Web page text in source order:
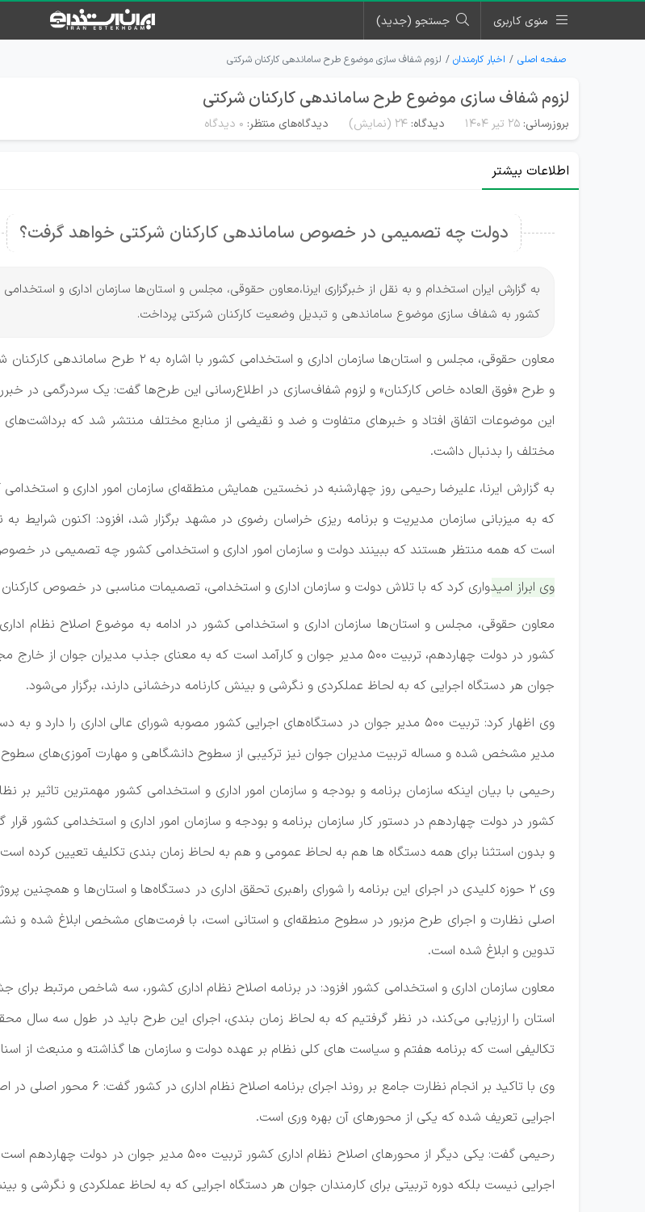
منوی کاربری جستجو (جدید)
صفحه اصلی اخبار کارمندان لزوم شفاف سازی موضوع طرح ساماندهی کارکنان شرکتی
لزوم شفاف سازی موضوع طرح ساماندهی کارکنان شرکتی
بروزرسانی: ۲۵ تیر ۱۴۰۴ دیدگاه: 24 (نمایش) دیدگاه‌های منتظر: ۰ دیدگاه
اطلاعات بیشتر
دولت چه تصمیمی در خصوص ساماندهی کارکنان شرکتی خواهد گرفت؟
به گزارش ایران استخدام و به نقل از خبرگزاری ایرنا،معاون حقوقی، مجلس و استان‌ها سازمان اداری و استخدامی
کشور به شفاف سازی موضوع ساماندهی و تبدیل وضعیت کارکنان شرکتی پرداخت.
معاون حقوقی، مجلس و استان‌ها سازمان اداری و استخدامی کشور با اشاره به ۲ طرح
و طرح «فوق العاده خاص کارکنان» و لزوم شفاف‌سازی در اطلاع‌رسانی این طرح‌ها گفت: یک سردرگمی در
این موضوعات اتفاق افتاد و خبرهای متفاوت و ضد و نقیضی از منابع مختلف منتشر شد که برداشت‌های
مختلف را بدنبال داشت.
به گزارش ایرنا، علیرضا رحیمی روز چهارشنبه در نخستین همایش منطقه‌ای سازمان امور اداری و
که به میزبانی سازمان مدیریت و برنامه ریزی خراسان رضوی در مشهد برگزار شد، افزود: اکنون شرایط
است که همه منتظر هستند که ببینند دولت و سازمان امور اداری و استخدامی کشور چه تصمیمی در
وی ابراز امیدواری کرد که با تلاش دولت و سازمان اداری و استخدامی، تصمیمات مناسبی در خصوص
معاون حقوقی، مجلس و استان‌ها سازمان اداری و استخدامی کشور در ادامه به موضوع اصلاح نظام
کشور در دولت چهاردهم، تربیت ۵۰۰ مدیر جوان و کارآمد است که به معنای جذب
جوان هر دستگاه اجرایی که به لحاظ عملکردی و نگرشی و بینش کارنامه درخشانی دارند، برگزار می‌شود.
وی اظهار کرد: تربیت ۵۰۰ مدیر جوان در دستگاه‌های اجرایی کشور مصوبه شورای عالی اداری
مدیر مشخص شده و مساله تربیت مدیران جوان نیز ترکیبی از سطوح دانشگاهی و مهارت آموزی‌های
رحیمی با بیان اینکه سازمان برنامه و بودجه و سازمان امور اداری و استخدامی کشور مهمترین تاثیر بر
کشور در دولت چهاردهم در دستور کار سازمان برنامه و بودجه و سازمان امور اداری و استخدامی کشور
و بدون استثنا برای همه دستگاه ها هم به لحاظ عمومی و هم به لحاظ زمان بندی تکلیف تعیین کرده
وی ۲ حوزه کلیدی در اجرای این برنامه را شورای راهبری تحقق اداری در دستگاه‌ها و استان‌ها و همچنین
اصلی نظارت و اجرای طرح مزبور در سطوح منطقه‌ای و استانی است، با فرمت‌های مشخص ابلاغ شده و
تدوین و ابلاغ شده است.
معاون سازمان اداری و استخدامی کشور افزود: در برنامه اصلاح نظام اداری کشور، سه شاخص مرتبط برای
استان را ارزیابی می‌کند، در نظر گرفتیم که به لحاظ زمان بندی، اجرای این طرح باید در طول سه سال
تکالیفی است که برنامه هفتم و سیاست های کلی نظام بر عهده دولت و سازمان ها گذاشته و منبعث از
اجرایی تعریف شده که یکی از محورهای آن بهره وری است.
رحیمی گفت: یکی دیگر از محورهای اصلاح نظام اداری
اجرایی نیست بلکه دوره تربیتی برای کارمندان جوان هر دستگاه اجرایی که به لحاظ عملکردی و نگرشی و